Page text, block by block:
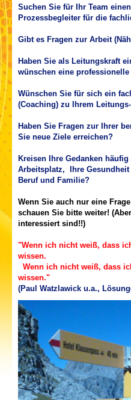
Suchen Sie für Ihr Team
Prozessbegleiter für die
Gibt es Fragen zur Arbeit
Haben Sie als Leitungskraft
wünschen eine
Wünschen Sie für sich ein
(Coaching) zu Ihrem
Haben Sie Fragen zur Ihrer
Sie neue Ziele erreichen?
Kreisen Ihre Gedanken
Arbeitsplatz, Ihre
Beruf und Familie?
Wenn Sie auch nur eine
schauen Sie bitte weiter!
interessiert sind!!)
"Wenn ich nicht weiß, dass
wissen.
Wenn ich nicht weiß, dass
wissen."
(Paul Watzlawick u.a.,